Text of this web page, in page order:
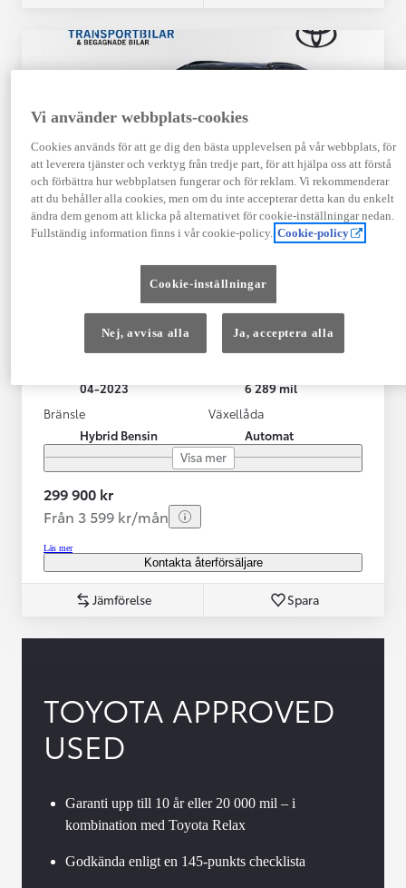
Toyota Yaris Cross
Toyota Yaris Cross 1,5 Hybrid Adventure Drag V-Hjul
KRYLBO
04-2023
6 289 mil
Bränsle
Hybrid Bensin
Växellåda
Automat
Visa mer
299 900 kr
Från 3 599 kr/mån
Läs mer
Kontakta återförsäljare
Jämförelse Spara
TOYOTA APPROVED
USED
Garanti upp till 10 år eller 20 000 mil – i
kombination med Toyota Relax
Godkända enligt en 145-punkts checklista
Vi använder webbplats-cookies
Cookies används för att ge dig den bästa upplevelsen på vår webbplats, för
att leverera tjänster och verktyg från tredje part, för att hjälpa oss att förstå
och förbättra hur webbplatsen fungerar och för reklam. Vi rekommenderar
att du behåller alla cookies, men om du inte accepterar detta kan du enkelt
ändra dem genom att klicka på alternativet för cookie-inställningar nedan.
Fullständig information finns i vår cookie-policy. Cookie-policy
Cookie-inställningar
Nej, avvisa alla Ja, acceptera alla